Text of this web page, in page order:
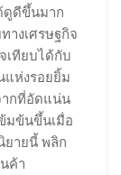
ดูดีขึ้นมาก
งเศรษฐกิจ
เทียบได้กับ
ห่งรอยยิ้ม
ากที่อัดแน่น
มข้นขึ้นเมื่อ
ยายนี้ พลิก
ค้า